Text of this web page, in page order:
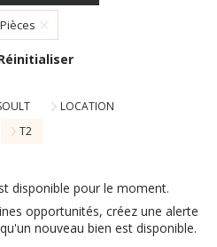
LOCATION
T2
disponible pour le moment.
opportunités, créez une alerte
nouveau bien est disponible.